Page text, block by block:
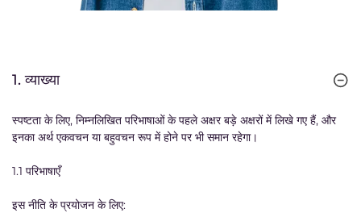
1. व्याख्या
स्पष्टता के लिए, निम्नलिखित परिभाषाओं के पहले अक्षर बड़े अक्षरों में लिखे गए हैं, और
इनका अर्थ एकवचन या बहुवचन रूप में होने पर भी समान रहेगा।
1.1 परिभाषाएँ
इस नीति के प्रयोजन के लिए: